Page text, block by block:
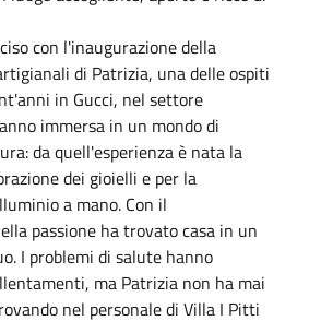
con l'inaugurazione della
di Patrizia, una delle ospiti
in Gucci, nel settore
immersa in un mondo di
da quell'esperienza è nata la
dei gioielli e per la
a mano. Con il
passione ha trovato casa in un
I problemi di salute hanno
ma Patrizia non ha mai
nel personale di Villa I Pitti